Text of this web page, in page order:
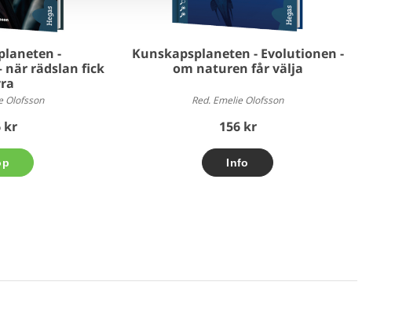
-
när rädslan fick
Olofsson
kr
Kunskapsplaneten - Evolutionen -
om naturen får välja
Red. Emelie Olofsson
156 kr